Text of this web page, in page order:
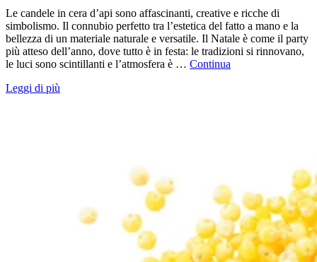
Le candele in cera d’api sono affascinanti, creative e ricche di
simbolismo. Il connubio perfetto tra l’estetica del fatto a mano e la
bellezza di un materiale naturale e versatile. Il Natale è come il party
più atteso dell’anno, dove tutto è in festa: le tradizioni si rinnovano,
le luci sono scintillanti e l’atmosfera è … Continua
Leggi di più